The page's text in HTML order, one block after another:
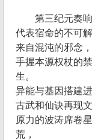
第三纪元奏
代表宿命的不可
来自混沌的邪念
手握本源权杖的
生。
异能与基因搭建
古武和仙诀再现
原力的波涛席卷
荒，